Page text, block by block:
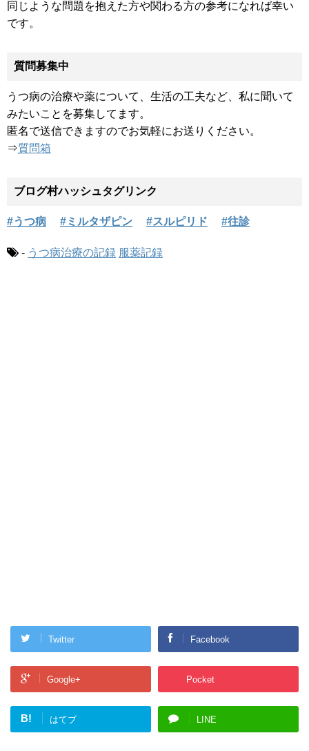
同じような問題を抱えた方や関わる方の参考になれば幸い
です。
質問募集中
うつ病の治療や薬について、生活の工夫など、私に聞いて
みたいことを募集してます。
匿名で送信できますのでお気軽にお送りください。
⇒質問箱
ブログ村ハッシュタグリンク
#うつ病 #ミルタザピン #スルピリド #往診
- うつ病治療の記録 服薬記録
Twitter Facebook
Google+ Pocket
B! はてブ LINE